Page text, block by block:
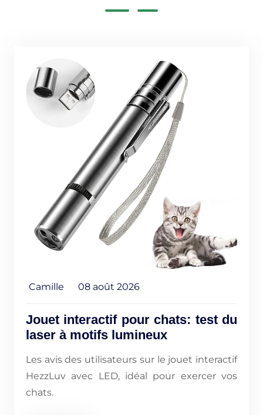
Camille 08 août 2026
Jouet interactif pour chats: test du
laser à motifs lumineux
Les avis des utilisateurs sur le jouet interactif
HezzLuv avec LED, idéal pour exercer vos
chats.